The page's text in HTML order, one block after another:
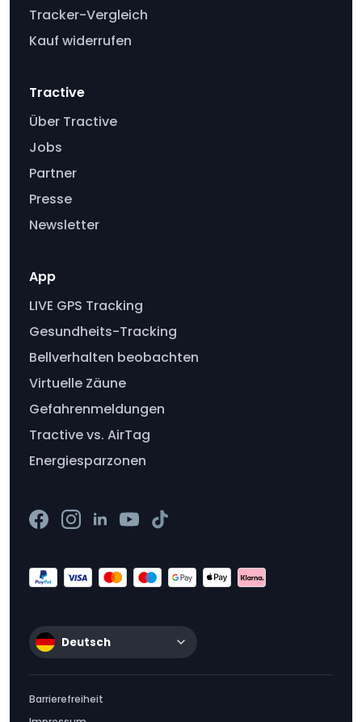
Tracker-Vergleich
Kauf widerrufen
Tractive
Über Tractive
Jobs
Partner
Presse
Newsletter
App
LIVE GPS Tracking
Gesundheits-Tracking
Bellverhalten beobachten
Virtuelle Zäune
Gefahrenmeldungen
Tractive vs. AirTag
Energiesparzonen
Deutsch
Barrierefreiheit